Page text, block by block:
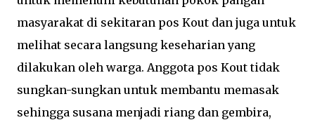
masyarakat di sekitaran pos Kout dan juga untuk
melihat secara langsung keseharian yang
dilakukan oleh warga. Anggota pos Kout tidak
sungkan-sungkan untuk membantu memasak
sehingga susana menjadi riang dan gembira,